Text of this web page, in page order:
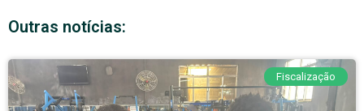
Outras notícias:
Fiscalização